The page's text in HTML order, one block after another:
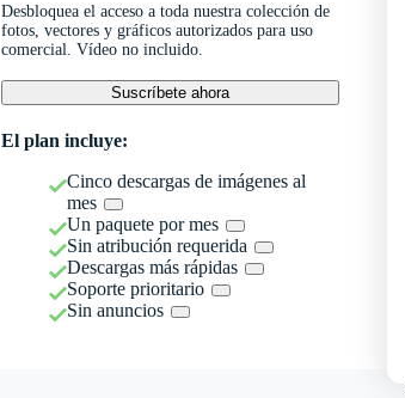
Desbloquea el acceso a toda nuestra colección de
fotos, vectores y gráficos autorizados para uso
comercial. Vídeo no incluido.
Suscríbete ahora
El plan incluye:
Cinco descargas de imágenes al
mes
Un paquete por mes
Sin atribución requerida
Descargas más rápidas
Soporte prioritario
Sin anuncios